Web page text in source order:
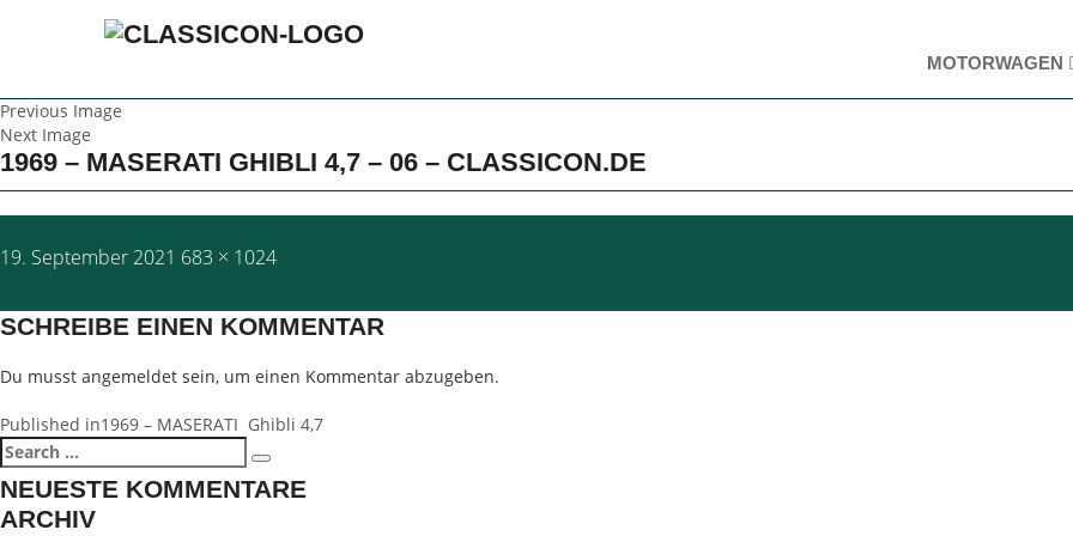
MOTORWAGEN
Previous Image
Next Image
1969 – MASERATI GHIBLI 4,7 – 06 – CLASSICON.DE
Posted
19. September 2021 Full
683 × 1024
SCHREIBE EINEN KOMMENTAR
Du musst angemeldet sein, um einen Kommentar abzugeben.
BEITRAGSNAVIGATION
Published in1969 – MASERATI Ghibli 4,7
Search
for:
Search
NEUESTE KOMMENTARE
ARCHIV